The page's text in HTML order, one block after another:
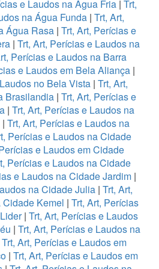
e Laudos na Água Fria | Trt,
na Água Funda| Trt, Art,
Água Rasa | Trt, Art, Perícias e
| Trt, Art, Perícias e Laudos na
Perícias e Laudos na Barra
e Laudos em Bela Aliança |
no Bela Vista| Trt, Art,
Brasilandia | Trt, Art, Perícias e
| Trt, Art, Perícias e Laudos na
| Trt, Art, Perícias e Laudos na
Perícias e Laudos na Cidade
e Laudos em Cidade
Perícias e Laudos na Cidade
e Laudos na Cidade Jardim|
na Cidade Julia | Trt, Art,
Kemel | Trt, Art, Perícias
| Trt, Art, Perícias e Laudos
| Trt, Art, Perícias e Laudos na
Trt, Art, Perícias e Laudos em
| Trt, Art, Perícias e Laudos em